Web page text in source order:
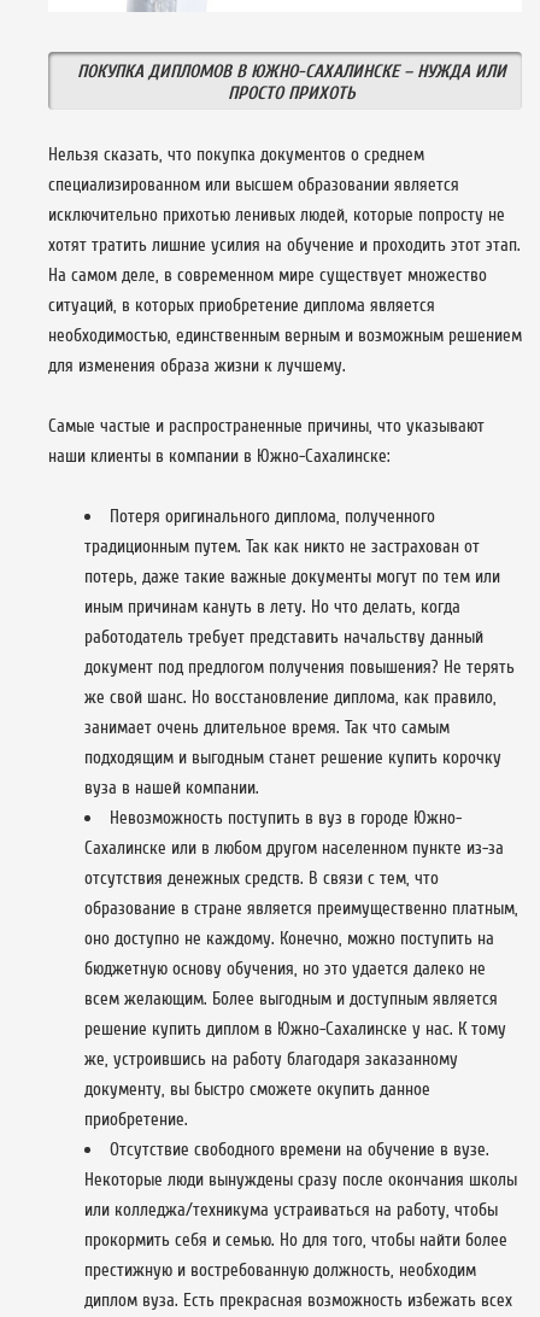
ПОКУПКА ДИПЛОМОВ В ЮЖНО-САХАЛИНСКЕ – НУЖДА ИЛИ
ПРОСТО ПРИХОТЬ
Нельзя сказать, что покупка документов о среднем
специализированном или высшем образовании является
исключительно прихотью ленивых людей, которые попросту не
хотят тратить лишние усилия на обучение и проходить этот этап.
На самом деле, в современном мире существует множество
ситуаций, в которых приобретение диплома является
необходимостью, единственным верным и возможным решением
для изменения образа жизни к лучшему.
Самые частые и распространенные причины, что указывают
наши клиенты в компании в Южно-Сахалинске:
Потеря оригинального диплома, полученного
традиционным путем. Так как никто не застрахован от
потерь, даже такие важные документы могут по тем или
иным причинам кануть в лету. Но что делать, когда
работодатель требует представить начальству данный
документ под предлогом получения повышения? Не терять
же свой шанс. Но восстановление диплома, как правило,
занимает очень длительное время. Так что самым
подходящим и выгодным станет решение купить корочку
вуза в нашей компании.
Невозможность поступить в вуз в городе Южно-
Сахалинске или в любом другом населенном пункте из-за
отсутствия денежных средств. В связи с тем, что
образование в стране является преимущественно платным,
оно доступно не каждому. Конечно, можно поступить на
бюджетную основу обучения, но это удается далеко не
всем желающим. Более выгодным и доступным является
решение купить диплом в Южно-Сахалинске у нас. К тому
же, устроившись на работу благодаря заказанному
документу, вы быстро сможете окупить данное
приобретение.
Отсутствие свободного времени на обучение в вузе.
Некоторые люди вынуждены сразу после окончания школы
или колледжа/техникума устраиваться на работу, чтобы
прокормить себя и семью. Но для того, чтобы найти более
престижную и востребованную должность, необходим
диплом вуза. Есть прекрасная возможность избежать всех